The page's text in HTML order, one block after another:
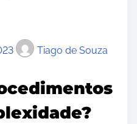
Tiago de Souza